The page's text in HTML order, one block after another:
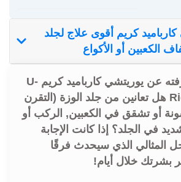
كريم أقوى علاج لجلد
الكعبين أو الأكواع
كل ما تريدي معرفته عن يوريتشي كارباميد كريم U-
Richi Carbamide هل تعانين من جلد الوزة (التقرن
أو تشقق في الكعبين, الركب أو
في الجلد؟ إذا كانت الإجابة
المثالي الذي سيحدث فرقًا
خلال أيام!